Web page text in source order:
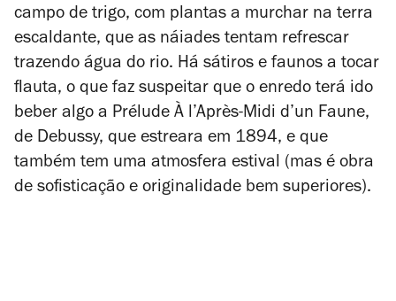
campo de trigo, com plantas a murchar na terra
escaldante, que as náiades tentam refrescar
trazendo água do rio. Há sátiros e faunos a tocar
flauta, o que faz suspeitar que o enredo terá ido
beber algo a Prélude À l’Après-Midi d’un Faune,
de Debussy, que estreara em 1894, e que
também tem uma atmosfera estival (mas é obra
de sofisticação e originalidade bem superiores).